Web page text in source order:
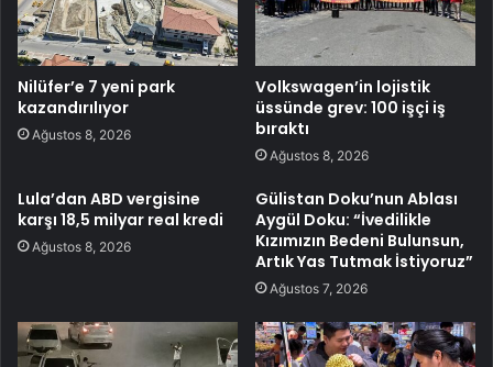
Nilüfer’e 7 yeni park
kazandırılıyor
Ağustos 8, 2026
Volkswagen’in lojistik
üssünde grev: 100 işçi iş
bıraktı
Ağustos 8, 2026
Lula’dan ABD vergisine
karşı 18,5 milyar real kredi
Ağustos 8, 2026
Gülistan Doku’nun Ablası
Aygül Doku: “İvedilikle
Kızımızın Bedeni Bulunsun,
Artık Yas Tutmak İstiyoruz”
Ağustos 7, 2026